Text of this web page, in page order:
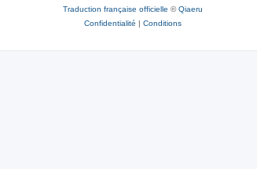
Traduction française officielle ©Qiaeru
Confidentialité | Conditions